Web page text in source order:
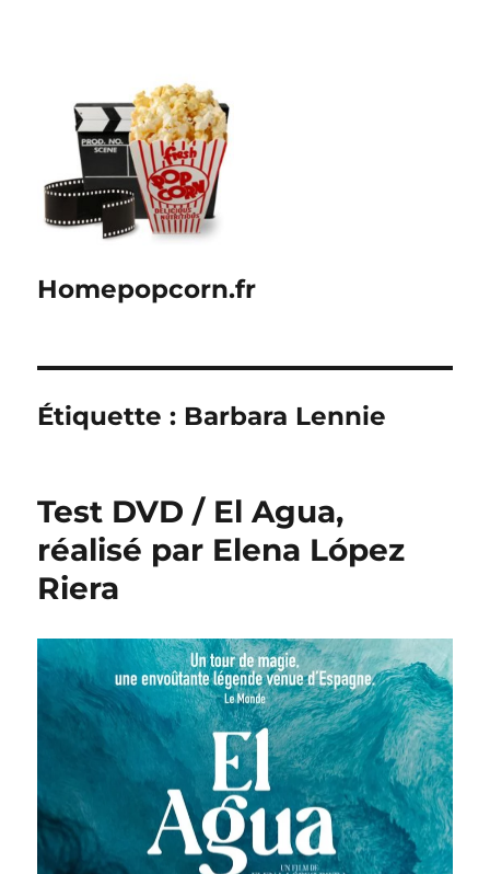
Homepopcorn.fr
Étiquette : Barbara Lennie
Test DVD / El Agua,
réalisé par Elena López
Riera